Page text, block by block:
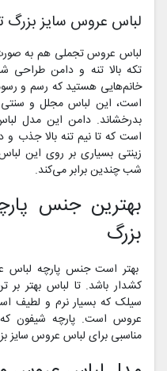
لباس عروس سایز بزرگ
لباس‌ عروس تجملی هم به
تکه بالا تنه و دامن
خانم‌هایی هستید که رسم و
است، این لباس مجلل و
بدرخشاند. دامن این مدل
است که تا نیم تنه بالا جذب
زینتی بسیاری بر روی این
شب چندین برابر می‌کند.
بهترین جنس
بزرگ
بهتر است جنس پارچه لباس
کشدار باشد. تا لباس بهتر
سیلک که بسیار نرم و لطیف
عروس است. پارچه شیفون که
مناسبی برای لباس عروس سایز